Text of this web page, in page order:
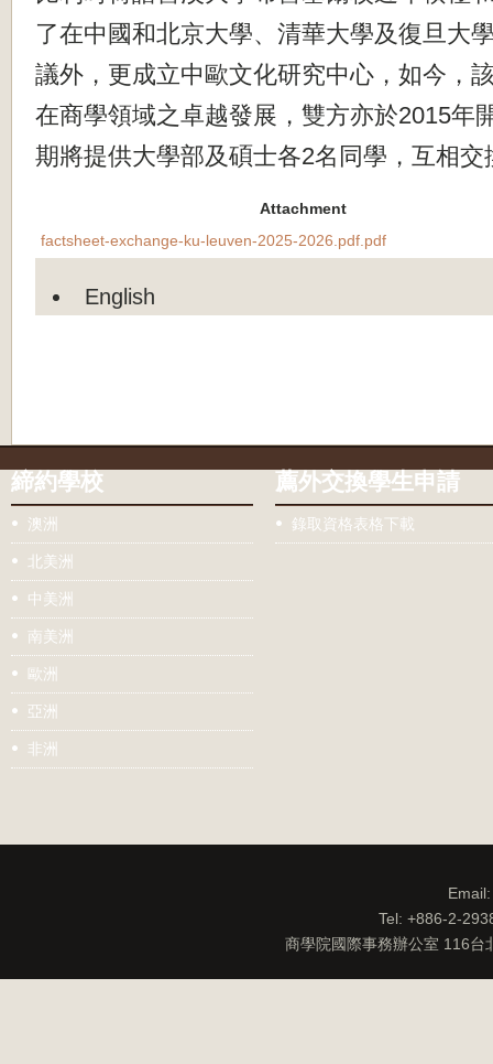
了在中國和北京大學、清華大學及復旦大
議外，更成立中歐文化研究中心，如今，
在商學領域之卓越發展，雙方亦於2015年
期將提供大學部及碩士各2名同學，互相交
Attachment
factsheet-exchange-ku-leuven-2025-2026.pdf.pdf
English
締約學校
澳洲
北美洲
中美洲
南美洲
歐洲
亞洲
非洲
薦外交換學生申請
錄取資格表格下載
Tel: +886-2-
商學院國際事務辦公室 116台